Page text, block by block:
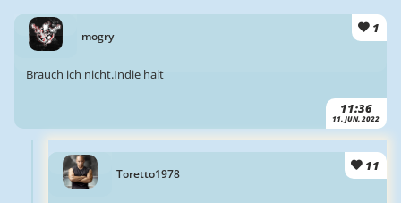
mogry
1
11:36
11. JUN. 2022
Brauch ich nicht.Indie halt
Toretto1978
11